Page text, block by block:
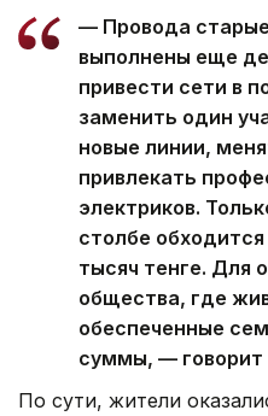
— Провода
выполнены еще
привести сети в
заменить один
новые линии,
привлекать
электриков.
столбе
тысяч тенге. Для
общества, где
обеспеченные
суммы, — говорит
По сути, жители